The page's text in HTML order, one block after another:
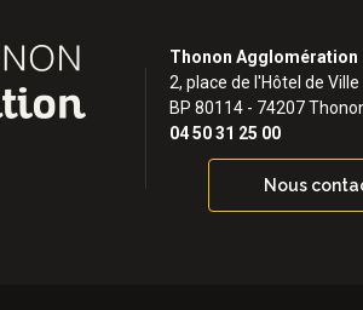
Thonon Agglomération
2, place de l'Hôtel de Ville
BP 80114 - 74207
04 50 31 25 00
Nous